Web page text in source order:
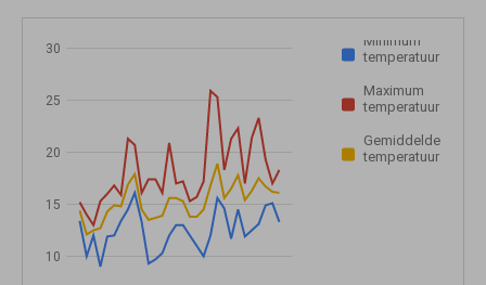
Minimum
temperatuur
Maximum
temperatuur
Gemiddelde
temperatuur
10
15
20
25
30